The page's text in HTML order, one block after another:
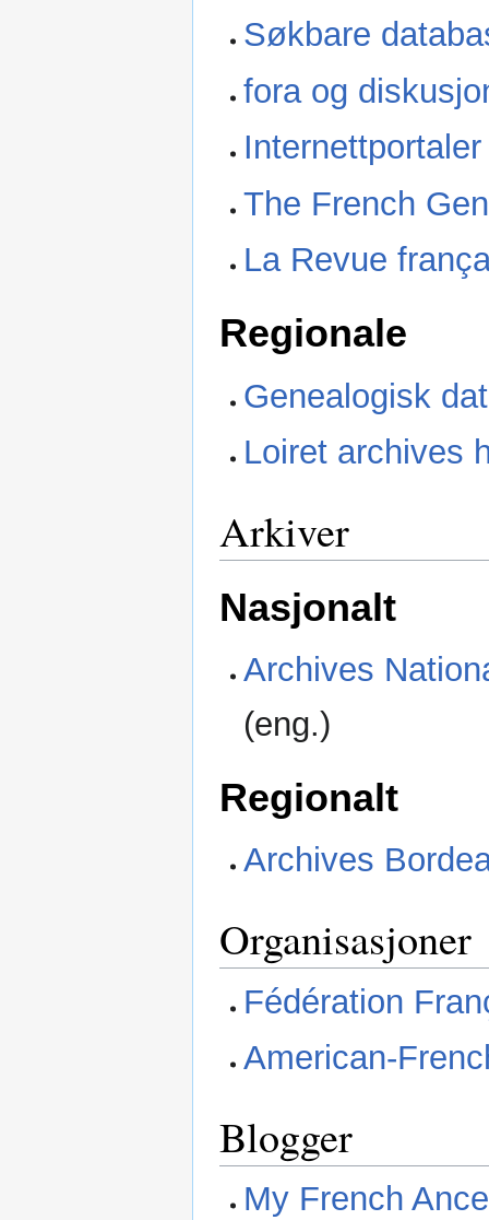
Søkbare
fora og
The French
La Revue
Regionale
Genealogisk
Loiret archives
Arkiver
Nasjonalt
Archives
(eng.)
Regionalt
Archives
Organisasjoner
Fédération
American-
Blogger
My French